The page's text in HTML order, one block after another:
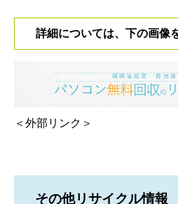
詳細については、下の画像
＜外部リンク＞
その他リサイクル情報